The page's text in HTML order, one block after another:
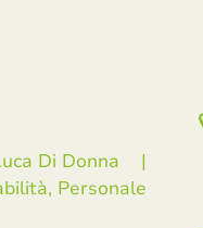
Di Donna
|
, Personale